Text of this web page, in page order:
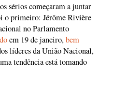
sérios começaram a juntar
o primeiro: Jérôme Rivière
no Parlamento
em 19 de janeiro,bem
líderes da União Nacional,
tendência está tomando